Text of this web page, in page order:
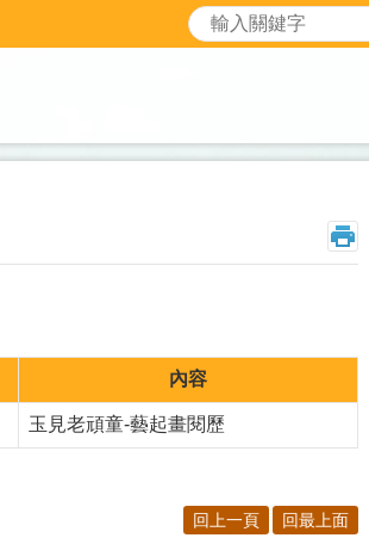
搜尋
內容
玉見老頑童-藝起畫閱歷
回上一頁 回最上面